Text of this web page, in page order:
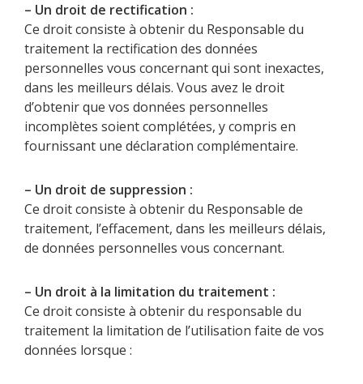
– Un droit de rectification :
Ce droit consiste à obtenir du Responsable du
traitement la rectification des données
personnelles vous concernant qui sont inexactes,
dans les meilleurs délais. Vous avez le droit
d’obtenir que vos données personnelles
incomplètes soient complétées, y compris en
fournissant une déclaration complémentaire.
– Un droit de suppression :
Ce droit consiste à obtenir du Responsable de
traitement, l’effacement, dans les meilleurs délais,
de données personnelles vous concernant.
– Un droit à la limitation du traitement :
Ce droit consiste à obtenir du responsable du
traitement la limitation de l’utilisation faite de vos
données lorsque :